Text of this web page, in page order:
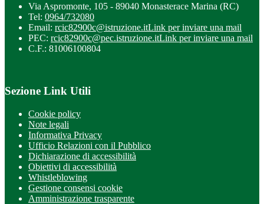
Via Aspromonte, 105 - 89040 Monasterace Marina (RC)
Tel: 0964/732080
Email: rcic82900c@istruzione.itLink per inviare una mail
PEC: rcic82900c@pec.istruzione.itLink per inviare una mail
C.F.: 81006100804
Sezione Link Utili
Cookie policy
Note legali
Informativa Privacy
Ufficio Relazioni con il Pubblico
Dichiarazione di accessibilità
Obiettivi di accessibilità
Whistleblowing
Gestione consensi cookie
Amministrazione trasparente